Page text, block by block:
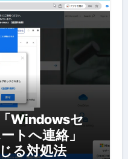
Windowsセ
トへ連絡」
る対処法